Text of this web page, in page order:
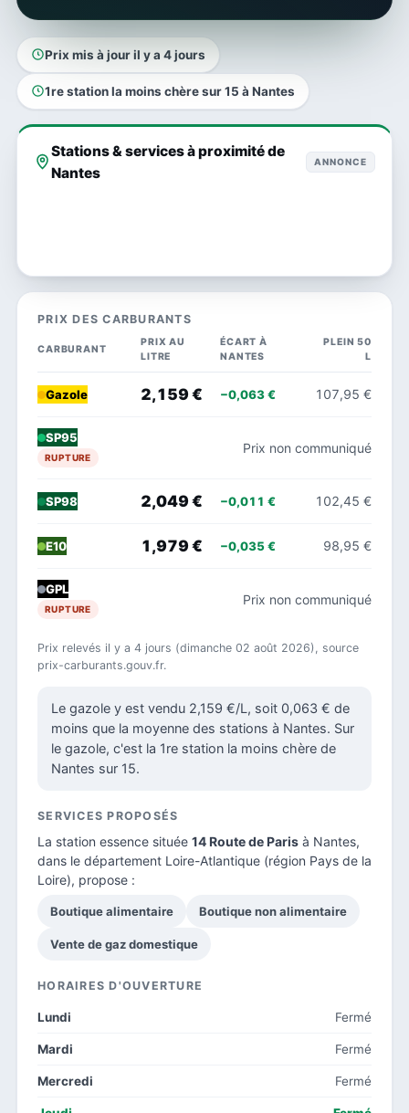
Prix mis à jour il y a 4 jours
1re station la moins chère sur 15 à Nantes
Stations & services à proximité de
Nantes
ANNONCE
PRIX DES CARBURANTS
CARBURANT
PRIX AU
LITRE
ÉCART À
NANTES
PLEIN 50
L
Gazole 2,159 € −0,063 € 107,95 €
SP95
RUPTURE
Prix non communiqué
SP98 2,049 € −0,011 € 102,45 €
E10 1,979 € −0,035 € 98,95 €
GPL
RUPTURE
Prix non communiqué
Prix relevés il y a 4 jours (dimanche 02 août 2026), source
prix-carburants.gouv.fr.
Le gazole y est vendu 2,159 €/L, soit 0,063 € de
moins que la moyenne des stations à Nantes. Sur
le gazole, c'est la 1re station la moins chère de
Nantes sur 15.
SERVICES PROPOSÉS
La station essence située 14 Route de Paris à Nantes,
dans le département Loire-Atlantique (région Pays de la
Loire), propose :
Boutique alimentaire Boutique non alimentaire
Vente de gaz domestique
HORAIRES D'OUVERTURE
Lundi Fermé
Mardi Fermé
Mercredi Fermé